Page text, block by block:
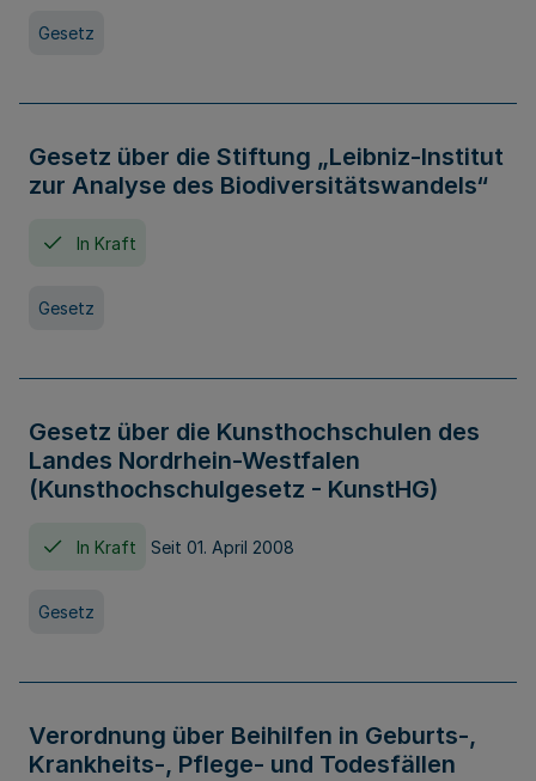
Gesetz
Gesetz über die Stiftung „Leibniz-Institut
zur Analyse des Biodiversitätswandels“
In Kraft
Gesetz
Gesetz über die Kunsthochschulen des
Landes Nordrhein-Westfalen
(Kunsthochschulgesetz - KunstHG)
In Kraft Seit 01. April 2008
Gesetz
Verordnung über Beihilfen in Geburts-,
Krankheits-, Pflege- und Todesfällen